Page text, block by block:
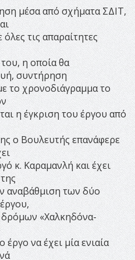
μέσα από σχήματα ΣΔΙΤ,
τις απαραίτητες
η οποία θα
συντήρηση
το χρονοδιάγραμμα το
η έγκριση του έργου από
ο Βουλευτής επανάφερε
κ. Καραμανλή και έχει
αναβάθμιση των δύο
«Χαλκηδόνα-
να έχει μία ενιαία